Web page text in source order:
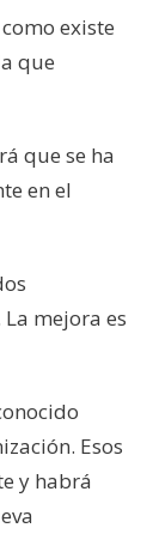
existe
que
que se ha
en el
mejora es
Esos
y habrá